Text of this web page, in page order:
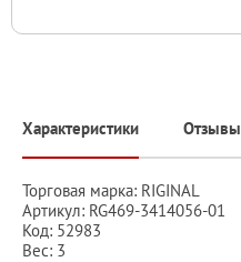
Характеристики Отзывы
Торговая марка: RIGINAL
Артикул: RG469-3414056-01
Код: 52983
Вес: 3